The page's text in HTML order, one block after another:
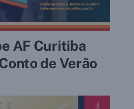
AF Curitiba
de Verão